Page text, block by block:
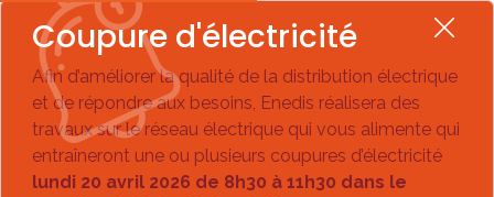
Coupure d'électricité
Afin d’améliorer la qualité de la distribution électrique
et de répondre aux besoins, Enedis réalisera des
travaux sur le réseau électrique qui vous alimente qui
entraîneront une ou plusieurs coupures d’électricité
lundi 20 avril 2026 de 8h30 à 11h30 dans le